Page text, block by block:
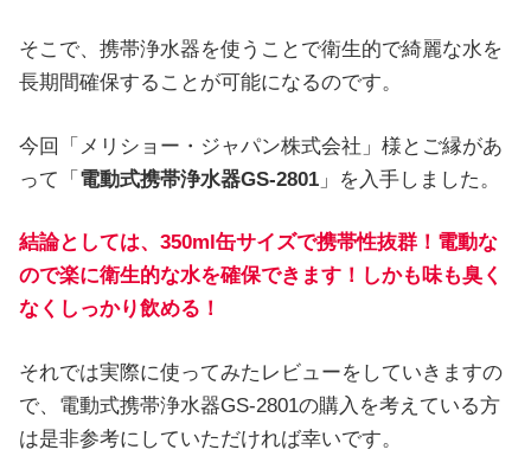
そこで、携帯浄水器を使うことで衛生的で綺麗な水を
長期間確保することが可能になるのです。
今回「メリショー・ジャパン株式会社」様とご縁があ
って「 電動式携帯浄水器GS-2801 」を入手しました。
結論としては、 350ml缶サイズで携帯性抜群！電動な
ので楽に衛生的な水を確保できます！しかも味も臭く
なくしっかり飲める！
それでは実際に使ってみたレビューをしていきますの
で、電動式携帯浄水器GS-2801の購入を考えている方
は是非参考にしていただければ幸いです。